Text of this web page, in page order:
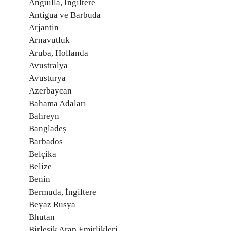
Anguilla, İngiltere
Antigua ve Barbuda
Arjantin
Arnavutluk
Aruba, Hollanda
Avustralya
Avusturya
Azerbaycan
Bahama Adaları
Bahreyn
Bangladeş
Barbados
Belçika
Belize
Benin
Bermuda, İngiltere
Beyaz Rusya
Bhutan